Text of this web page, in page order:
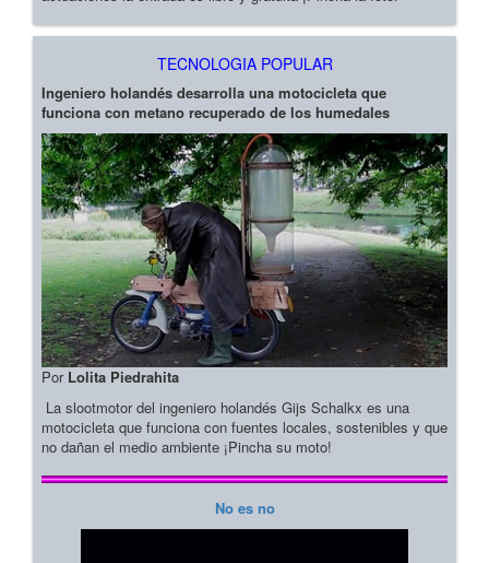
TECNOLOGIA POPULAR
Ingeniero holandés desarrolla una motocicleta que
funciona con metano recuperado de los humedales
Por Lolita Piedrahita
La slootmotor del ingeniero holandés Gijs Schalkx es una
motocicleta que funciona con fuentes locales, sostenibles y que
no dañan el medio ambiente ¡Pincha su moto!
No es no